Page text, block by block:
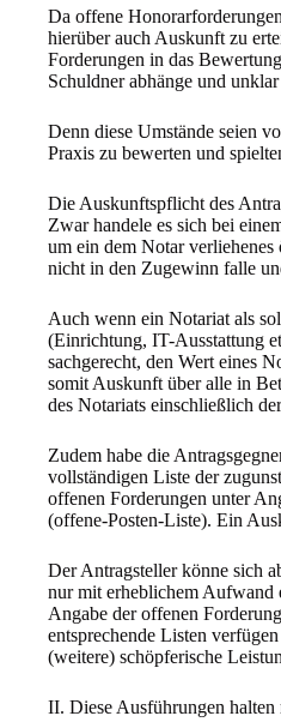
Da offene
hierüber auch Auskunft zu
Forderungen in das
Schuldner abhänge und
Denn diese Umstände seien
Praxis zu bewerten und
Die Auskunftspflicht des
Zwar handele es sich bei
um ein dem Notar
nicht in den Zugewinn falle
Auch wenn ein Notariat als
(Einrichtung, IT-Ausstattung
sachgerecht, den Wert eines
somit Auskunft über alle in
des Notariats einschließlich
Zudem habe die
vollständigen Liste der
offenen Forderungen unter
(offene-Posten-Liste). Ein
Der Antragsteller könne sich
nur mit erheblichem Aufwand
Angabe der offenen
entsprechende Listen
(weitere) schöpferische
II. Diese Ausführungen